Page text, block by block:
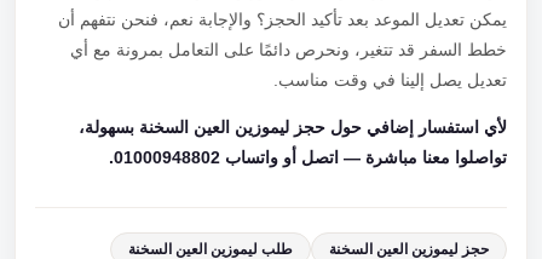
يمكن تعديل الموعد بعد تأكيد الحجز؟ والإجابة نعم، فنحن نتفهم أن
خطط السفر قد تتغير، ونحرص دائمًا على التعامل بمرونة مع أي
تعديل يصل إلينا في وقت مناسب.
لأي استفسار إضافي حول حجز ليموزين العين السخنة بسهولة،
تواصلوا معنا مباشرة — اتصل أو واتساب 01000948802.
حجز ليموزين العين السخنة
طلب ليموزين العين السخنة